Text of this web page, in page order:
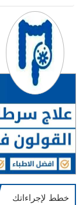
خطط لإجراءاتك